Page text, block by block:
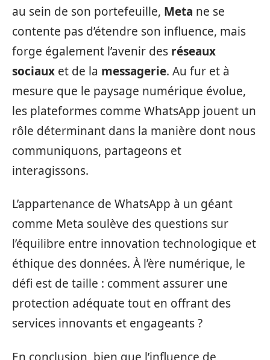
au sein de son portefeuille, Meta ne se
contente pas d’étendre son influence, mais
forge également l’avenir des réseaux
sociaux et de la messagerie. Au fur et à
mesure que le paysage numérique évolue,
les plateformes comme WhatsApp jouent un
rôle déterminant dans la manière dont nous
communiquons, partageons et
interagissons.
L’appartenance de WhatsApp à un géant
comme Meta soulève des questions sur
l’équilibre entre innovation technologique et
éthique des données. À l’ère numérique, le
défi est de taille : comment assurer une
protection adéquate tout en offrant des
services innovants et engageants ?